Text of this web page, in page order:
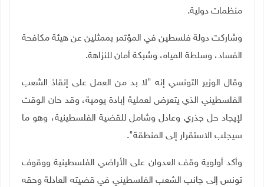
منظمات دولية.
وشاركت دولة فلسطين في المؤتمر بممثلين عن هيئة مكافحة
الفساد، وسلطة المياه، وشبكة أمان للنزاهة.
وقال الوزير التونسي إنه "لا بد من العمل على إنقاذ الشعب
الفلسطيني الذي يتعرض لعملية إبادة يومية، وقد حان الوقت
لإيجاد حل جذري وعادل وشامل للقضية الفلسطينية، وهو ما
سيجلب الاستقرار إلى المنطقة".
وأكد أولوية وقف العدوان على الأراضي الفلسطينية ووقوف
تونس إلى جانب الشعب الفلسطيني في قضيته العادلة وحقه